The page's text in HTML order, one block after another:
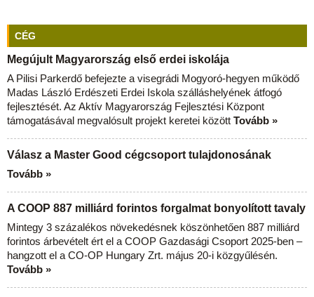
CÉG
Megújult Magyarország első erdei iskolája
A Pilisi Parkerdő befejezte a visegrádi Mogyoró-hegyen működő
Madas László Erdészeti Erdei Iskola szálláshelyének átfogó
fejlesztését. Az Aktív Magyarország Fejlesztési Központ
támogatásával megvalósult projekt keretei között Tovább »
Válasz a Master Good cégcsoport tulajdonosának
Tovább »
A COOP 887 milliárd forintos forgalmat bonyolított tavaly
Mintegy 3 százalékos növekedésnek köszönhetően 887 milliárd
forintos árbevételt ért el a COOP Gazdasági Csoport 2025-ben –
hangzott el a CO-OP Hungary Zrt. május 20-i közgyűlésén.
Tovább »